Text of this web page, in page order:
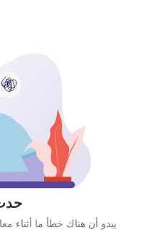
يبدو أن هناك خطأ ما أثناء